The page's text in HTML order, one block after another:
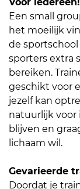
Een small
het moeilijk
de
sporters extra
bereiken.
geschikt voor
jezelf kan
natuurlijk
blijven en
lichaam wil.
Gevarieerde
Doordat je